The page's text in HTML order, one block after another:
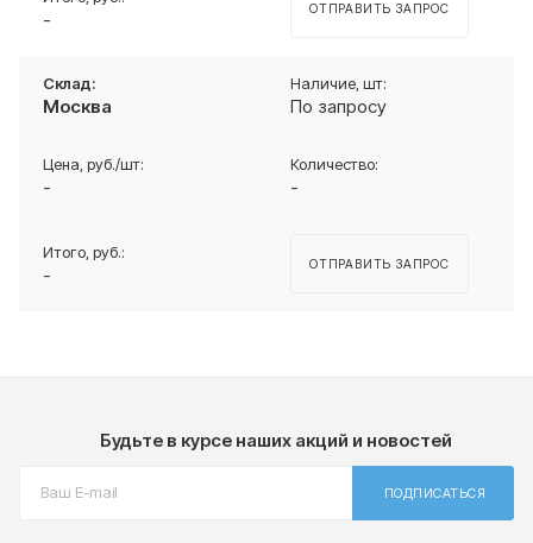
- ОТПРАВИТЬ ЗАПРОС
Москва По запросу
- -
- ОТПРАВИТЬ ЗАПРОС
Будьте в курсе наших акций и новостей
ПОДПИСАТЬСЯ